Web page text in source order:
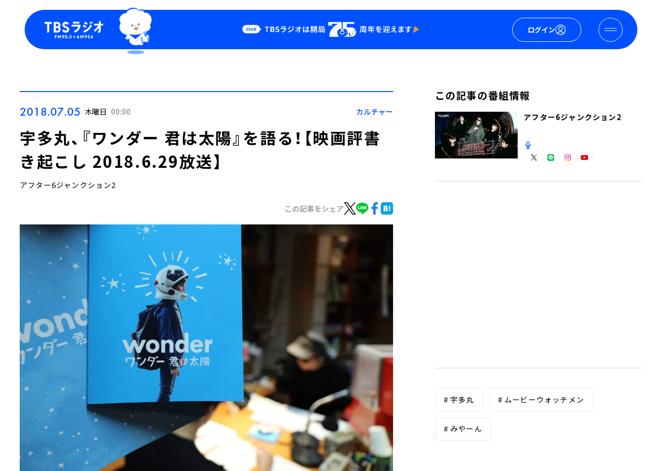
ログイン
Podcast
YouTube
2018.07.05 木曜日 00:00 カルチャー
宇多丸、『ワンダー 君は太陽』を語る！【映画評書
き起こし 2018.6.29放送】
アフター6ジャンクション2
この記事をシェア
この記事の番組情報
アフター6ジャンクション2
# 宇多丸 # ムービーウォッチメン
# みやーん